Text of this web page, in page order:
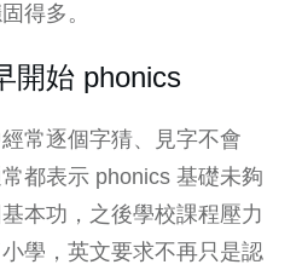
得多。
開始 phonics
常逐個字猜、見字不會
常都表示 phonics 基礎未夠
本功，之後學校課程壓力
學，英文要求不再只是認